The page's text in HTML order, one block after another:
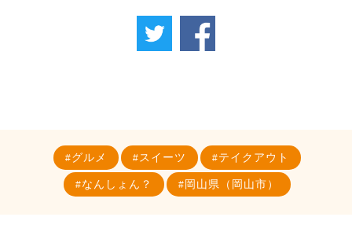
グルメ スイーツ テイクアウト
なんしょん？ 岡山県（岡山市）